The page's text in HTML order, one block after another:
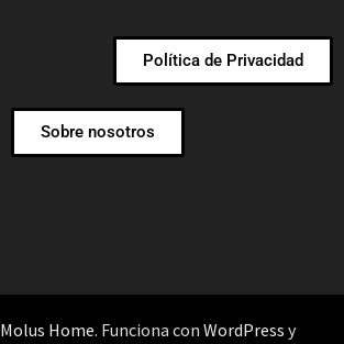
Política de Privacidad
Sobre nosotros
Molus Home. Funciona con WordPress y